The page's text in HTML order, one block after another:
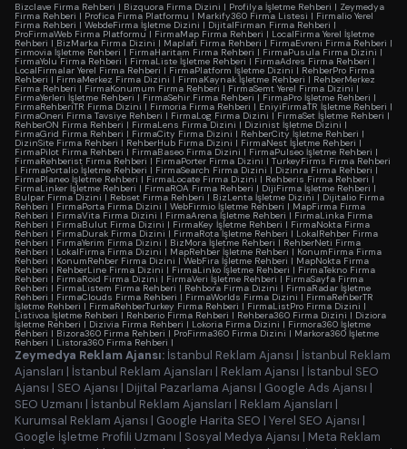
Bizclave Firma Rehberi | Bizquora Firma Dizini | Profilya İşletme Rehberi | Zeymedya
Firma Rehberi | Profica Firma Platformu | Markify360 Firma Listesi | Firmalio Yerel
Firma Rehberi | WebdeFirma İşletme Dizini | DijitalFirman Firma Rehberi |
ProFirmaWeb Firma Platformu | FirmaMap Firma Rehberi | LocalFirma Yerel İşletme
Rehberi | BizMarka Firma Dizini | Maplafi Firma Rehberi | FirmaEvreni Firma Rehberi |
Firmovia İşletme Rehberi | FirmaHaritam Firma Rehberi | FirmaPusula Firma Dizini |
FirmaYolu Firma Rehberi | FirmaListe İşletme Rehberi | FirmaAdres Firma Rehberi |
LocalFirmalar Yerel Firma Rehberi | FirmaPlatform İşletme Dizini | RehberPro Firma
Rehberi | FirmaMerkez Firma Dizini | FirmaKaynak İşletme Rehberi | RehberMerkez
Firma Rehberi | FirmaKonumum Firma Rehberi | FirmaSemt Yerel Firma Dizini |
FirmaYerleri İşletme Rehberi | FirmaSehir Firma Rehberi | FirmaPro İşletme Rehberi |
FirmaRehberiTR Firma Dizini | Firmoria Firma Rehberi | EniyiFirmaTR İşletme Rehberi |
FirmaOneri Firma Tavsiye Rehberi | FirmaLog Firma Dizini |FirmaSet İşletme Rehberi |
RehberON Firma Rehberi | FirmaLens Firma Dizini | Dizinist İşletme Dizini |
FirmaGrid Firma Rehberi | FirmaCity Firma Dizini | RehberCity İşletme Rehberi |
DizinSite Firma Rehberi | RehberHub Firma Dizini | FirmaNest İşletme Rehberi |
FirmaPilot Firma Rehberi | FirmaBaseo Firma Dizini | FirmaPulseo İşletme Rehberi |
FirmaRehberist Firma Rehberi | FirmaPorter Firma Dizini | TurkeyFirms Firma Rehberi
| FirmaPortalio İşletme Rehberi | FirmaSearch Firma Dizini | Dizinra Firma Rehberi |
FirmaPlaneo İşletme Rehberi | FirmaLocate Firma Dizini | Rehberis Firma Rehberi |
FirmaLinker İşletme Rehberi | FirmaROA Firma Rehberi | DijiFirma İşletme Rehberi |
Bulpar Firma Dizini | Rebset Firma Rehberi | BizLenta İşletme Dizini | Dijitalio Firma
Rehberi | FirmaPorta Firma Dizini | WebFirmio İşletme Rehberi | MapFirma Firma
Rehberi | FirmaVita Firma Dizini | FirmaArena İşletme Rehberi | FirmaLinka Firma
Rehberi | FirmaBulut Firma Dizini | FirmaKey İşletme Rehberi | FirmaNokta Firma
Rehberi | FirmaDurak Firma Dizini | FirmaRota İşletme Rehberi | LokalRehber Firma
Rehberi | FirmaYerim Firma Dizini | BizMora İşletme Rehberi | RehberNeti Firma
Rehberi | LokalFirma Firma Dizini | MapRehber İşletme Rehberi | KonumFirma Firma
Rehberi | KonumRehber Firma Dizini | WebFira İşletme Rehberi | MapNokta Firma
Rehberi | RehberLine Firma Dizini | FirmaLinko İşletme Rehberi | FirmaTekno Firma
Rehberi | FirmaRoid Firma Dizini | FirmaVeri İşletme Rehberi | FirmaSayfa Firma
Rehberi | FirmaListem Firma Rehberi | Rehbora Firma Dizini | FirmaRadar İşletme
Rehberi | FirmaClouds Firma Rehberi | FirmaWorlds Firma Dizini | FirmaRehberTR
İşletme Rehberi | FirmaRehberTurkey Firma Rehberi | FirmaListPro Firma Dizini |
Listivoa İşletme Rehberi | Rehberio Firma Rehberi | Rehbera360 Firma Dizini | Diziora
İşletme Rehberi | Dizivia Firma Rehberi | Lokoria Firma Dizini | Firmora360 İşletme
Rehberi | Bizora360 Firma Rehberi | ProFirma360 Firma Dizini | Markora360 İşletme
Rehberi | Listora360 Firma Rehberi |
Zeymedya Reklam Ajansı: İstanbul Reklam Ajansı | İstanbul Reklam
Ajansları | İstanbul Reklam Ajansları | Reklam Ajansı | İstanbul SEO
Ajansı | SEO Ajansı | Dijital Pazarlama Ajansı | Google Ads Ajansı |
SEO Uzmanı | İstanbul Reklam Ajansları | Reklam Ajansları |
Kurumsal Reklam Ajansı | Google Harita SEO | Yerel SEO Ajansı |
Google İşletme Profili Uzmanı | Sosyal Medya Ajansı | Meta Reklam